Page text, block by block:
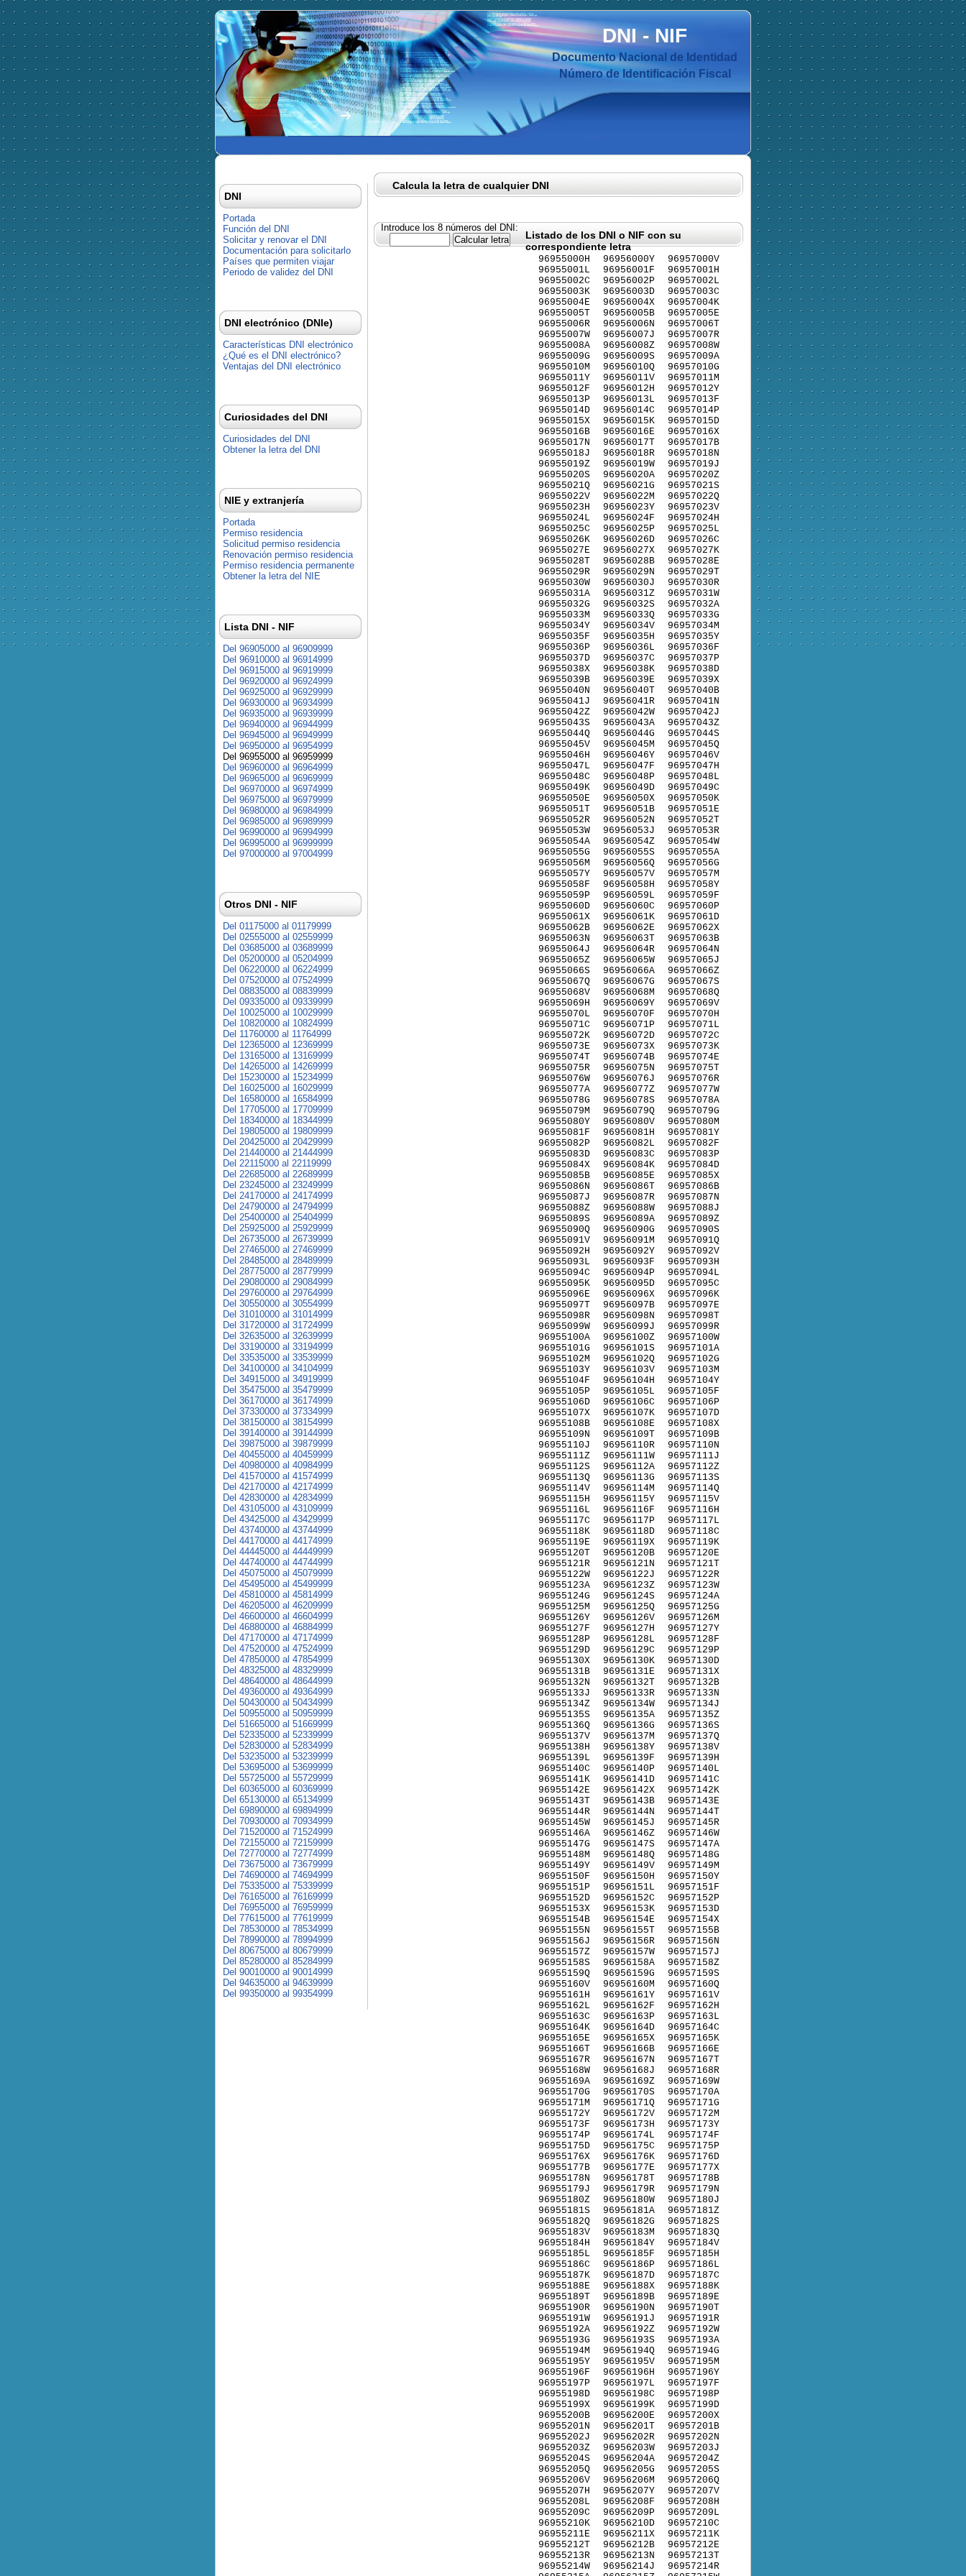
DNI-NIF
Documento Nacional de Identidad
Número de Identificación Fiscal
Calcula la letra de cualquier DNI
Introduce los 8 números del DNI:
Listado de los DNI o NIF con su
correspondiente letra
96955000H
96955001L
96955002C
96955003K
96955004E
96955005T
96955006R
96955007W
96955008A
96955009G
96955010M
96955011Y
96955012F
96955013P
96955014D
96955015X
96955016B
96955017N
96955018J
96955019Z
96955020S
96955021Q
96955022V
96955023H
96955024L
96955025C
96955026K
96955027E
96955028T
96955029R
96955030W
96955031A
96955032G
96955033M
96955034Y
96955035F
96955036P
96955037D
96955038X
96955039B
96955040N
96955041J
96955042Z
96955043S
96955044Q
96955045V
96955046H
96955047L
96955048C
96955049K
96955050E
96955051T
96955052R
96955053W
96955054A
96955055G
96955056M
96955057Y
96955058F
96955059P
96955060D
96955061X
96955062B
96955063N
96955064J
96955065Z
96955066S
96955067Q
96955068V
96955069H
96955070L
96955071C
96955072K
96955073E
96955074T
96955075R
96955076W
96955077A
96955078G
96955079M
96955080Y
96955081F
96955082P
96955083D
96955084X
96955085B
96955086N
96955087J
96955088Z
96955089S
96955090Q
96955091V
96955092H
96955093L
96955094C
96955095K
96955096E
96955097T
96955098R
96955099W
96955100A
96955101G
96955102M
96955103Y
96955104F
96955105P
96955106D
96955107X
96955108B
96955109N
96955110J
96955111Z
96955112S
96955113Q
96955114V
96955115H
96955116L
96955117C
96955118K
96955119E
96955120T
96955121R
96955122W
96955123A
96955124G
96955125M
96955126Y
96955127F
96955128P
96955129D
96955130X
96955131B
96955132N
96955133J
96955134Z
96955135S
96955136Q
96955137V
96955138H
96955139L
96955140C
96955141K
96955142E
96955143T
96955144R
96955145W
96955146A
96955147G
96955148M
96955149Y
96955150F
96955151P
96955152D
96955153X
96955154B
96955155N
96955156J
96955157Z
96955158S
96955159Q
96955160V
96955161H
96955162L
96955163C
96955164K
96955165E
96955166T
96955167R
96955168W
96955169A
96955170G
96955171M
96955172Y
96955173F
96955174P
96955175D
96955176X
96955177B
96955178N
96955179J
96955180Z
96955181S
96955182Q
96955183V
96955184H
96955185L
96955186C
96955187K
96955188E
96955189T
96955190R
96955191W
96955192A
96955193G
96955194M
96955195Y
96955196F
96955197P
96955198D
96955199X
96955200B
96955201N
96955202J
96955203Z
96955204S
96955205Q
96955206V
96955207H
96955208L
96955209C
96955210K
96955211E
96955212T
96955213R
96955214W
96956000Y
96956001F
96956002P
96956003D
96956004X
96956005B
96956006N
96956007J
96956008Z
96956009S
96956010Q
96956011V
96956012H
96956013L
96956014C
96956015K
96956016E
96956017T
96956018R
96956019W
96956020A
96956021G
96956022M
96956023Y
96956024F
96956025P
96956026D
96956027X
96956028B
96956029N
96956030J
96956031Z
96956032S
96956033Q
96956034V
96956035H
96956036L
96956037C
96956038K
96956039E
96956040T
96956041R
96956042W
96956043A
96956044G
96956045M
96956046Y
96956047F
96956048P
96956049D
96956050X
96956051B
96956052N
96956053J
96956054Z
96956055S
96956056Q
96956057V
96956058H
96956059L
96956060C
96956061K
96956062E
96956063T
96956064R
96956065W
96956066A
96956067G
96956068M
96956069Y
96956070F
96956071P
96956072D
96956073X
96956074B
96956075N
96956076J
96956077Z
96956078S
96956079Q
96956080V
96956081H
96956082L
96956083C
96956084K
96956085E
96956086T
96956087R
96956088W
96956089A
96956090G
96956091M
96956092Y
96956093F
96956094P
96956095D
96956096X
96956097B
96956098N
96956099J
96956100Z
96956101S
96956102Q
96956103V
96956104H
96956105L
96956106C
96956107K
96956108E
96956109T
96956110R
96956111W
96956112A
96956113G
96956114M
96956115Y
96956116F
96956117P
96956118D
96956119X
96956120B
96956121N
96956122J
96956123Z
96956124S
96956125Q
96956126V
96956127H
96956128L
96956129C
96956130K
96956131E
96956132T
96956133R
96956134W
96956135A
96956136G
96956137M
96956138Y
96956139F
96956140P
96956141D
96956142X
96956143B
96956144N
96956145J
96956146Z
96956147S
96956148Q
96956149V
96956150H
96956151L
96956152C
96956153K
96956154E
96956155T
96956156R
96956157W
96956158A
96956159G
96956160M
96956161Y
96956162F
96956163P
96956164D
96956165X
96956166B
96956167N
96956168J
96956169Z
96956170S
96956171Q
96956172V
96956173H
96956174L
96956175C
96956176K
96956177E
96956178T
96956179R
96956180W
96956181A
96956182G
96956183M
96956184Y
96956185F
96956186P
96956187D
96956188X
96956189B
96956190N
96956191J
96956192Z
96956193S
96956194Q
96956195V
96956196H
96956197L
96956198C
96956199K
96956200E
96956201T
96956202R
96956203W
96956204A
96956205G
96956206M
96956207Y
96956208F
96956209P
96956210D
96956211X
96956212B
96956213N
96956214J
96957000V
96957001H
96957002L
96957003C
96957004K
96957005E
96957006T
96957007R
96957008W
96957009A
96957010G
96957011M
96957012Y
96957013F
96957014P
96957015D
96957016X
96957017B
96957018N
96957019J
96957020Z
96957021S
96957022Q
96957023V
96957024H
96957025L
96957026C
96957027K
96957028E
96957029T
96957030R
96957031W
96957032A
96957033G
96957034M
96957035Y
96957036F
96957037P
96957038D
96957039X
96957040B
96957041N
96957042J
96957043Z
96957044S
96957045Q
96957046V
96957047H
96957048L
96957049C
96957050K
96957051E
96957052T
96957053R
96957054W
96957055A
96957056G
96957057M
96957058Y
96957059F
96957060P
96957061D
96957062X
96957063B
96957064N
96957065J
96957066Z
96957067S
96957068Q
96957069V
96957070H
96957071L
96957072C
96957073K
96957074E
96957075T
96957076R
96957077W
96957078A
96957079G
96957080M
96957081Y
96957082F
96957083P
96957084D
96957085X
96957086B
96957087N
96957088J
96957089Z
96957090S
96957091Q
96957092V
96957093H
96957094L
96957095C
96957096K
96957097E
96957098T
96957099R
96957100W
96957101A
96957102G
96957103M
96957104Y
96957105F
96957106P
96957107D
96957108X
96957109B
96957110N
96957111J
96957112Z
96957113S
96957114Q
96957115V
96957116H
96957117L
96957118C
96957119K
96957120E
96957121T
96957122R
96957123W
96957124A
96957125G
96957126M
96957127Y
96957128F
96957129P
96957130D
96957131X
96957132B
96957133N
96957134J
96957135Z
96957136S
96957137Q
96957138V
96957139H
96957140L
96957141C
96957142K
96957143E
96957144T
96957145R
96957146W
96957147A
96957148G
96957149M
96957150Y
96957151F
96957152P
96957153D
96957154X
96957155B
96957156N
96957157J
96957158Z
96957159S
96957160Q
96957161V
96957162H
96957163L
96957164C
96957165K
96957166E
96957167T
96957168R
96957169W
96957170A
96957171G
96957172M
96957173Y
96957174F
96957175P
96957176D
96957177X
96957178B
96957179N
96957180J
96957181Z
96957182S
96957183Q
96957184V
96957185H
96957186L
96957187C
96957188K
96957189E
96957190T
96957191R
96957192W
96957193A
96957194G
96957195M
96957196Y
96957197F
96957198P
96957199D
96957200X
96957201B
96957202N
96957203J
96957204Z
96957205S
96957206Q
96957207V
96957208H
96957209L
96957210C
96957211K
96957212E
96957213T
96957214R
DNI
Portada
Función del DNI
Solicitar y renovar el DNI
Documentación para solicitarlo
Países que permiten viajar
Periodo de validez del DNI
DNI electrónico (DNIe)
Características DNI electrónico
¿Qué es el DNI electrónico?
Ventajas del DNI electrónico
Curiosidades del DNI
Curiosidades del DNI
Obtener la letra del DNI
NIE y extranjería
Portada
Permiso residencia
Solicitud permiso residencia
Renovación permiso residencia
Permiso residencia permanente
Obtener la letra del NIE
Lista DNI - NIF
Del 96905000 al 96909999
Del 96910000 al 96914999
Del 96915000 al 96919999
Del 96920000 al 96924999
Del 96925000 al 96929999
Del 96930000 al 96934999
Del 96935000 al 96939999
Del 96940000 al 96944999
Del 96945000 al 96949999
Del 96950000 al 96954999
Del 96955000 al 96959999
Del 96960000 al 96964999
Del 96965000 al 96969999
Del 96970000 al 96974999
Del 96975000 al 96979999
Del 96980000 al 96984999
Del 96985000 al 96989999
Del 96990000 al 96994999
Del 96995000 al 96999999
Del 97000000 al 97004999
Otros DNI - NIF
Del 01175000 al 01179999
Del 02555000 al 02559999
Del 03685000 al 03689999
Del 05200000 al 05204999
Del 06220000 al 06224999
Del 07520000 al 07524999
Del 08835000 al 08839999
Del 09335000 al 09339999
Del 10025000 al 10029999
Del 10820000 al 10824999
Del 11760000 al 11764999
Del 12365000 al 12369999
Del 13165000 al 13169999
Del 14265000 al 14269999
Del 15230000 al 15234999
Del 16025000 al 16029999
Del 16580000 al 16584999
Del 17705000 al 17709999
Del 18340000 al 18344999
Del 19805000 al 19809999
Del 20425000 al 20429999
Del 21440000 al 21444999
Del 22115000 al 22119999
Del 22685000 al 22689999
Del 23245000 al 23249999
Del 24170000 al 24174999
Del 24790000 al 24794999
Del 25400000 al 25404999
Del 25925000 al 25929999
Del 26735000 al 26739999
Del 27465000 al 27469999
Del 28485000 al 28489999
Del 28775000 al 28779999
Del 29080000 al 29084999
Del 29760000 al 29764999
Del 30550000 al 30554999
Del 31010000 al 31014999
Del 31720000 al 31724999
Del 32635000 al 32639999
Del 33190000 al 33194999
Del 33535000 al 33539999
Del 34100000 al 34104999
Del 34915000 al 34919999
Del 35475000 al 35479999
Del 36170000 al 36174999
Del 37330000 al 37334999
Del 38150000 al 38154999
Del 39140000 al 39144999
Del 39875000 al 39879999
Del 40455000 al 40459999
Del 40980000 al 40984999
Del 41570000 al 41574999
Del 42170000 al 42174999
Del 42830000 al 42834999
Del 43105000 al 43109999
Del 43425000 al 43429999
Del 43740000 al 43744999
Del 44170000 al 44174999
Del 44445000 al 44449999
Del 44740000 al 44744999
Del 45075000 al 45079999
Del 45495000 al 45499999
Del 45810000 al 45814999
Del 46205000 al 46209999
Del 46600000 al 46604999
Del 46880000 al 46884999
Del 47170000 al 47174999
Del 47520000 al 47524999
Del 47850000 al 47854999
Del 48325000 al 48329999
Del 48640000 al 48644999
Del 49360000 al 49364999
Del 50430000 al 50434999
Del 50955000 al 50959999
Del 51665000 al 51669999
Del 52335000 al 52339999
Del 52830000 al 52834999
Del 53235000 al 53239999
Del 53695000 al 53699999
Del 55725000 al 55729999
Del 60365000 al 60369999
Del 65130000 al 65134999
Del 69890000 al 69894999
Del 70930000 al 70934999
Del 71520000 al 71524999
Del 72155000 al 72159999
Del 72770000 al 72774999
Del 73675000 al 73679999
Del 74690000 al 74694999
Del 75335000 al 75339999
Del 76165000 al 76169999
Del 76955000 al 76959999
Del 77615000 al 77619999
Del 78530000 al 78534999
Del 78990000 al 78994999
Del 80675000 al 80679999
Del 85280000 al 85284999
Del 90010000 al 90014999
Del 94635000 al 94639999
Del 99350000 al 99354999